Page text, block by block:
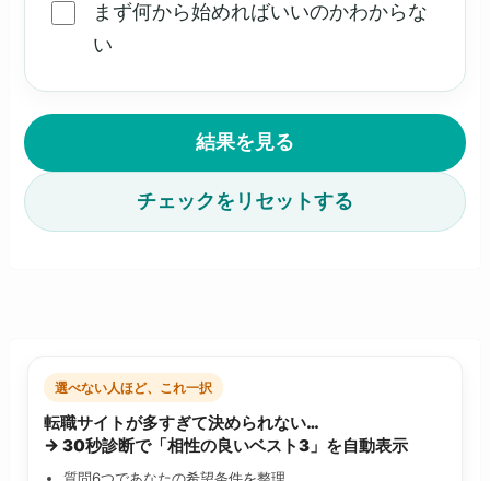
まず何から始めればいいのかわからな
い
結果を見る
チェックをリセットする
選べない人ほど、これ一択
転職サイトが多すぎて決められない…
→ 30秒診断で「相性の良いベスト3」を自動表示